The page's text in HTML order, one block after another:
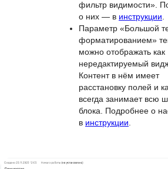
полностью и
нажатия кнопки. Для
колонок появились две
дополнительные
«Режим видимости» и
фильтр видимости».
о них — в инструкции
Параметр «Большой
форматированием»
можно отображать как
нередактируемый
всегда занимает всю